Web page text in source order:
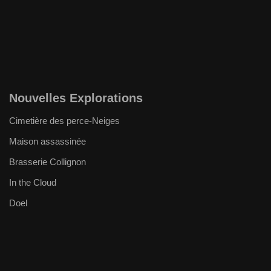
Nouvelles Explorations
Cimetière des perce-Neiges
Maison assassinée
Brasserie Collignon
In the Cloud
Doel